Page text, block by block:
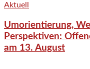
Aktuell
Umorientierung,
Perspektiven:
am 13. August